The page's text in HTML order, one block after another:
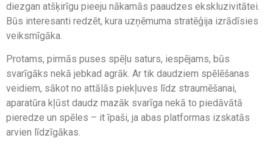
diezgan atšķirīgu pieeju nākamās paaudzes ekskluzivitātei.
Būs interesanti redzēt, kura uzņēmuma stratēģija izrādīsies
veiksmīgāka.
Protams, pirmās puses spēļu saturs, iespējams, būs
svarīgāks nekā jebkad agrāk. Ar tik daudziem spēlēšanas
veidiem, sākot no attālās piekļuves līdz straumēšanai,
aparatūra kļūst daudz mazāk svarīga nekā to piedāvātā
pieredze un spēles – it īpaši, ja abas platformas izskatās
arvien līdzīgākas.